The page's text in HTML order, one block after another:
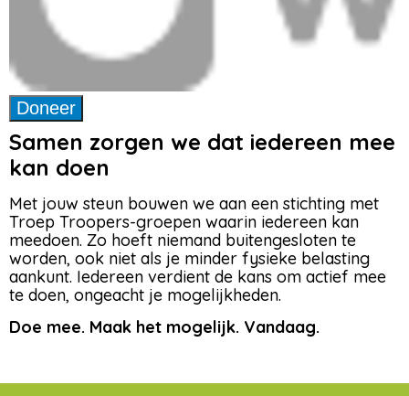
Samen zorgen we dat iedereen mee
kan doen
Met jouw steun bouwen we aan een stichting met
Troep Troopers-groepen waarin iedereen kan
meedoen. Zo hoeft niemand buitengesloten te
worden, ook niet als je minder fysieke belasting
aankunt. Iedereen verdient de kans om actief mee
te doen, ongeacht je mogelijkheden.
Doe mee. Maak het mogelijk. Vandaag.